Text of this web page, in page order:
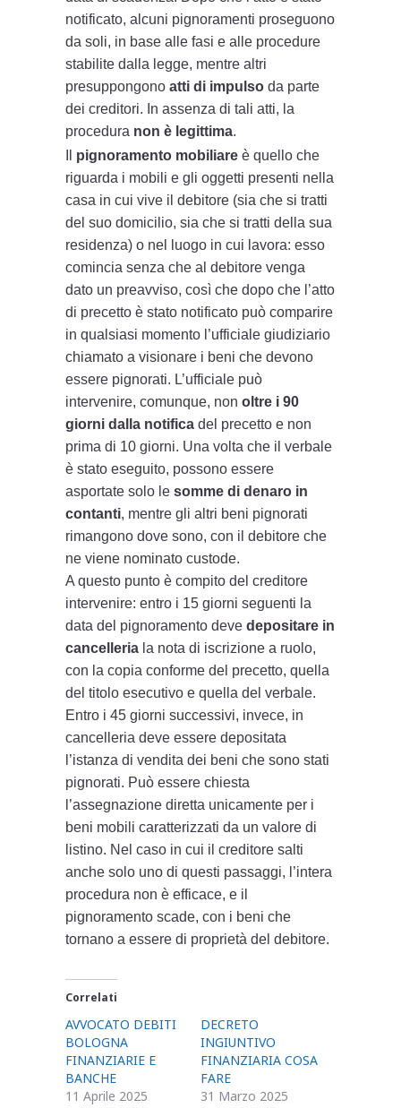
notificato, alcuni pignoramenti proseguono
da soli, in base alle fasi e alle procedure
stabilite dalla legge, mentre altri
presuppongonoatti di impulso da parte
dei creditori. In assenza di tali atti, la
procedura non è legittima.
pignoramento mobiliare è quello che
riguarda i mobili e gli oggetti presenti nella
casa in cui vive il debitore (sia che si tratti
del suo domicilio, sia che si tratti della sua
residenza) o nel luogo in cui lavora: esso
comincia senza che al debitore venga
dato un preavviso, così che dopo che l’atto
di precetto è stato notificato può comparire
in qualsiasi momento l’ufficiale giudiziario
chiamato a visionare i beni che devono
essere pignorati. L’ufficiale può
intervenire, comunque, nonoltre i 90
giorni dalla notifica del precetto e non
prima di 10 giorni. Una volta che il verbale
è stato eseguito, possono essere
asportate solo le somme di denaro in
contanti, mentre gli altri beni pignorati
rimangono dove sono, con il debitore che
ne viene nominato custode.
A questo punto è compito del creditore
intervenire: entro i 15 giorni seguenti la
data del pignoramento devedepositare in
cancelleria la nota di iscrizione a ruolo,
con la copia conforme del precetto, quella
del titolo esecutivo e quella del verbale.
Entro i 45 giorni successivi, invece, in
cancelleria deve essere depositata
l’istanza di vendita dei beni che sono stati
pignorati. Può essere chiesta
l’assegnazione diretta unicamente per i
beni mobili caratterizzati da un valore di
listino. Nel caso in cui il creditore salti
anche solo uno di questi passaggi, l’intera
procedura non è efficace, e il
pignoramento scade, con i beni che
tornano a essere di proprietà del debitore.
Correlati
AVVOCATO DEBITI
BOLOGNA
FINANZIARIE E
BANCHE
11 Aprile 2025
DECRETO
INGIUNTIVO
FINANZIARIA COSA
FARE
31 Marzo 2025